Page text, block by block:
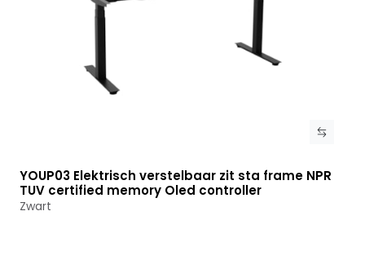
Bekijk product
YOUP03 Elektrisch verstelbaar zit sta frame NPR
TUV certified memory Oled controller
Zwart